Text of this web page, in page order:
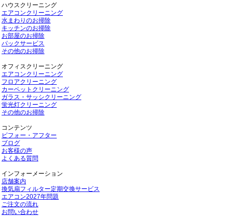
ハウスクリーニング
エアコンクリーニング
水まわりのお掃除
キッチンのお掃除
お部屋のお掃除
パックサービス
その他のお掃除
オフィスクリーニング
エアコンクリーニング
フロアクリーニング
カーペットクリーニング
ガラス・サッシクリーニング
蛍光灯クリーニング
その他のお掃除
コンテンツ
ビフォー・アフター
ブログ
お客様の声
よくある質問
インフォーメーション
店舗案内
換気扇フィルター定期交換サービス
エアコン2027年問題
ご注文の流れ
お問い合わせ